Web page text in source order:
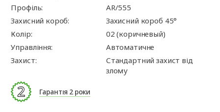
Профіль:
AR/555
Захисний короб:
Захисний короб 45°
Колір:
02 (коричневый)
Управління:
Автоматичне
Захист:
Стандартний захист від
злому
Гарантія 2 роки